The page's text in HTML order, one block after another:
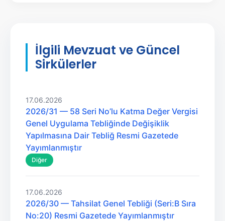
İlgili Mevzuat ve Güncel
Sirkülerler
17.06.2026
2026/31 — 58 Seri No’lu Katma Değer Vergisi
Genel Uygulama Tebliğinde Değişiklik
Yapılmasına Dair Tebliğ Resmi Gazetede
Yayımlanmıştır
Diğer
17.06.2026
2026/30 — Tahsilat Genel Tebliği (Seri:B Sıra
No:20) Resmi Gazetede Yayımlanmıştır